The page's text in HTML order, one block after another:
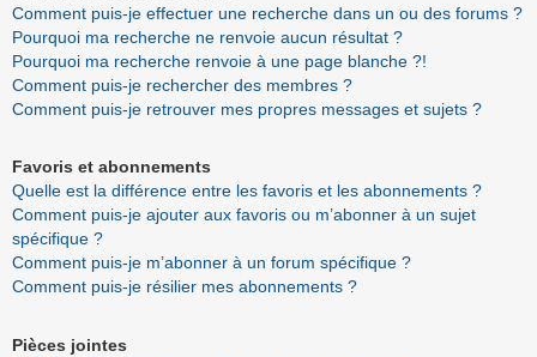
Comment puis-je effectuer une recherche dans un ou des forums ?
Pourquoi ma recherche ne renvoie aucun résultat ?
Pourquoi ma recherche renvoie à une page blanche ?!
Comment puis-je rechercher des membres ?
Comment puis-je retrouver mes propres messages et sujets ?
Favoris et abonnements
Quelle est la différence entre les favoris et les abonnements ?
Comment puis-je ajouter aux favoris ou m’abonner à un sujet
spécifique ?
Comment puis-je m’abonner à un forum spécifique ?
Comment puis-je résilier mes abonnements ?
Pièces jointes